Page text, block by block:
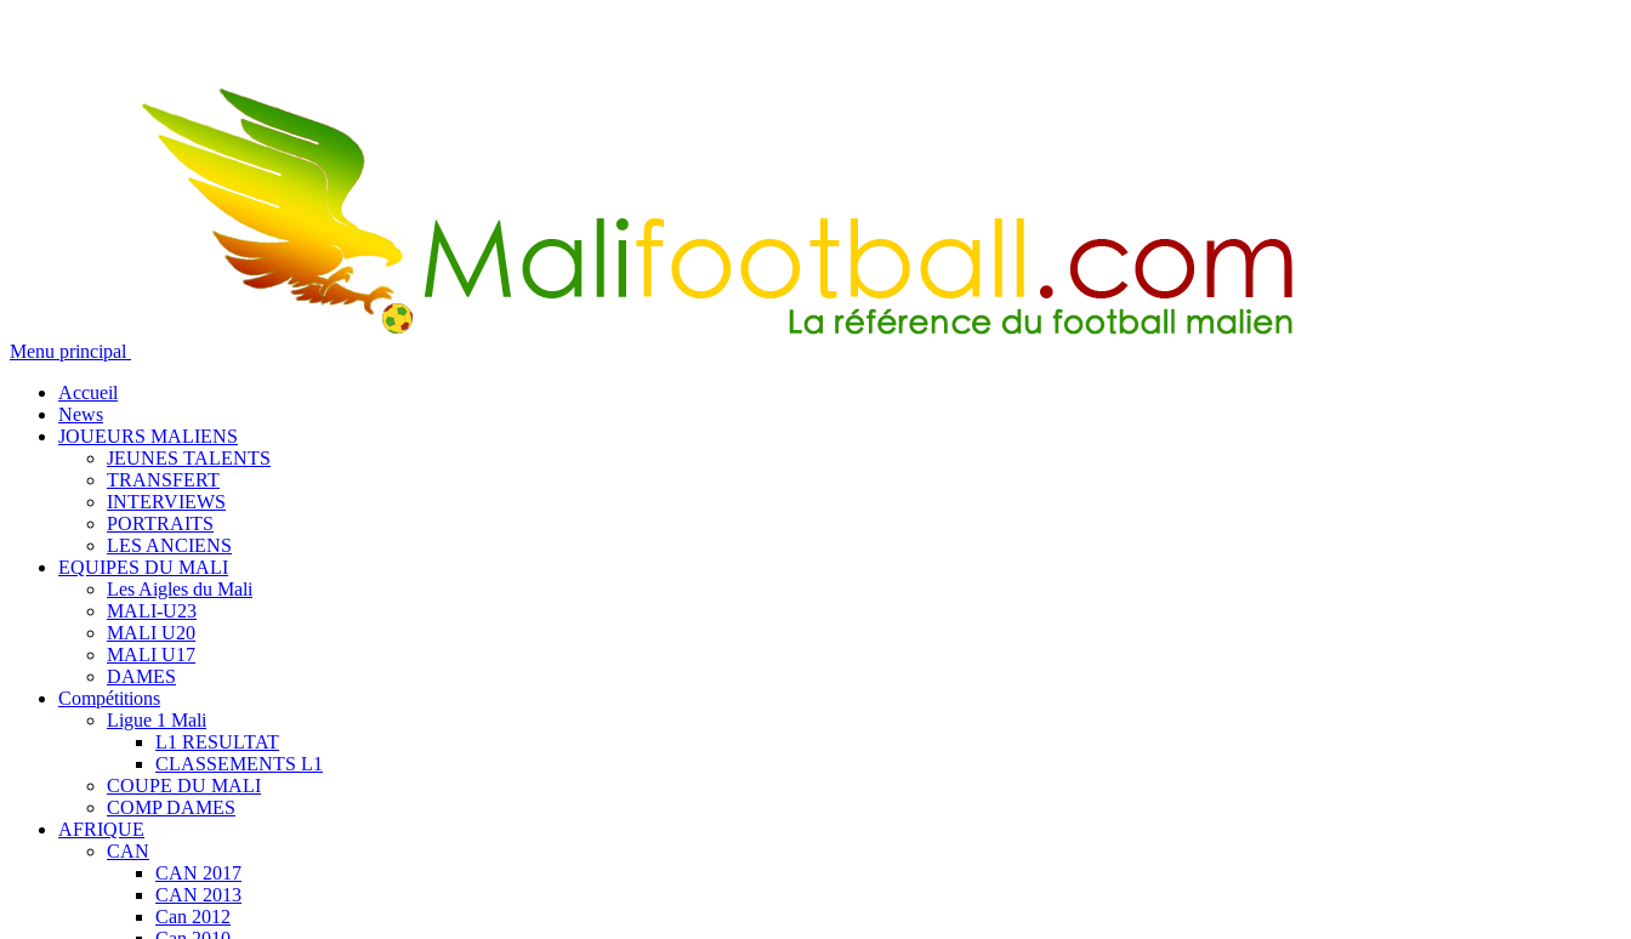
Menu principal
Accueil
News
JOUEURS MALIENS
JEUNES TALENTS
TRANSFERT
INTERVIEWS
PORTRAITS
LES ANCIENS
EQUIPES DU MALI
Les Aigles du Mali
MALI-U23
MALI U20
MALI U17
DAMES
Compétitions
Ligue 1 Mali
L1 RESULTAT
CLASSEMENTS L1
COUPE DU MALI
COMP DAMES
AFRIQUE
CAN
CAN 2017
CAN 2013
Can 2012